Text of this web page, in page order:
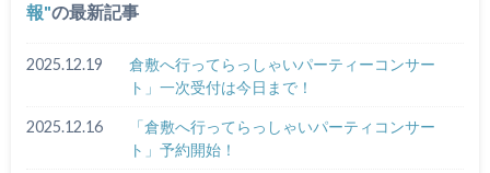
報 の最新記事
2025.12.19
倉敷へ行ってらっしゃいパーティーコンサー
ト」一次受付は今日まで！
2025.12.16
「倉敷へ行ってらっしゃいパーティコンサー
ト」予約開始！